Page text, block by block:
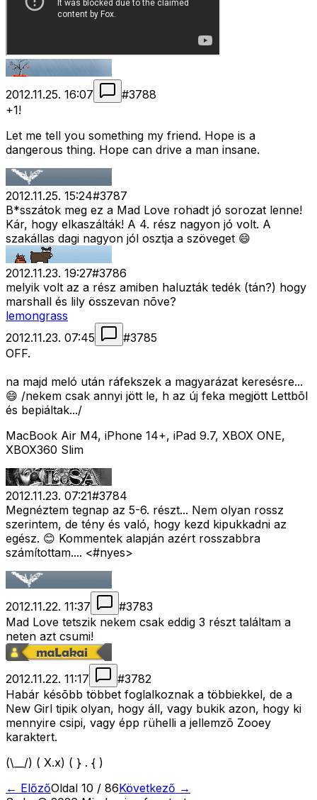
2012.11.25. 16:07 #3788
+1!
Let me tell you something my friend. Hope is a
dangerous thing. Hope can drive a man insane.
2012.11.25. 15:24#3787
B*sszátok meg ez a Mad Love rohadt jó sorozat lenne!
Kár, hogy elkaszálták! A 4. rész nagyon jó volt. A
szakállas dagi nagyon jól osztja a szöveget 😄
2012.11.23. 19:27#3786
melyik volt az a rész amiben haluzták tedék (tán?) hogy
marshall és lily összevan nõve?
lemongrass
2012.11.23. 07:45
#3785
OFF.
na majd meló után ráfekszek a magyarázat keresésre...
😄 /nekem csak annyi jött le, h az új feka megjött Lettbõl
és bepiáltak.../
MacBook Air M4, iPhone 14+, iPad 9.7, XBOX ONE,
XBOX360 Slim
2012.11.23. 07:21#3784
Megnéztem tegnap az 5-6. részt... Nem olyan rossz
szerintem, de tény és való, hogy kezd kipukkadni az
egész. 😊 Kommentek alapján azért rosszabbra
számítottam.... <#nyes>
2012.11.22. 11:37 #3783
Mad Love tetszik nekem csak eddig 3 részt találtam a
neten azt csumi!
2012.11.22. 11:17 #3782
Habár késõbb többet foglalkoznak a többiekkel, de a
New Girl tipik olyan, hogy áll, vagy bukik azon, hogy ki
mennyire csipi, vagy épp rühelli a jellemzõ Zooey
karaktert.
(\__/) ( X.x) ( } . { )
← ElőzőOldal 10 / 86Következő →